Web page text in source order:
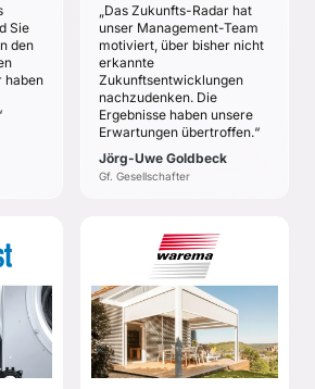
Sie
den
haben
„Das Zukunfts-Radar hat
unser Management-Team
motiviert, über bisher nicht
erkannte
Zukunftsentwicklungen
nachzudenken. Die
Ergebnisse haben unsere
Erwartungen übertroffen.“
Jörg-Uwe Goldbeck
Gf. Gesellschafter
Zukunft
Erkennen, wie diese
Faktoren aktiv als
Chancen in
Zukunftsmärkten
nutzbar sind.
Begeisterung des
Teams für die
Zukunft.
ST.
&
ZIELE
WAREMA RENKHOFF
Angelique Renkhoff-
Mücke
ZIELE
Die strategische Vision